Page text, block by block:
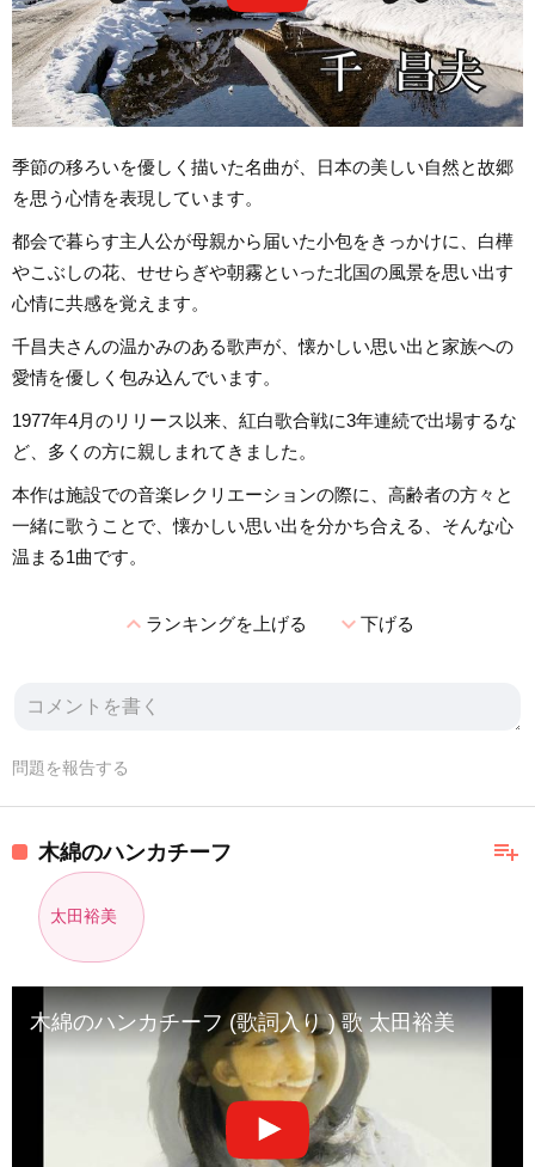
季節の移ろいを優しく描いた名曲が、日本の美しい自然と故郷
を思う心情を表現しています。
都会で暮らす主人公が母親から届いた小包をきっかけに、白樺
やこぶしの花、せせらぎや朝霧といった北国の風景を思い出す
心情に共感を覚えます。
千昌夫さんの温かみのある歌声が、懐かしい思い出と家族への
愛情を優しく包み込んでいます。
1977年4月のリリース以来、紅白歌合戦に3年連続で出場するな
ど、多くの方に親しまれてきました。
本作は施設での音楽レクリエーションの際に、高齢者の方々と
一緒に歌うことで、懐かしい思い出を分かち合える、そんな心
温まる1曲です。
expand_lessランキングを上げる expand_more下げる
問題を報告する
playlist_add
木綿のハンカチーフ
太田裕美
木綿のハンカチーフ (歌詞入り ) 歌 太田裕美